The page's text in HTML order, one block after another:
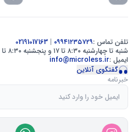
تلفن تماس :۰۹۹۴۱۲۳۵۷۲۹ |
شنبه تا چهارشنبه ۸:۳۰ تا ۱۷ و پنجشنبه ۸:۳۰ تا ۱۲
ایمیل :info@microless.ir
گفتگوی آنلاین
خبرنامه